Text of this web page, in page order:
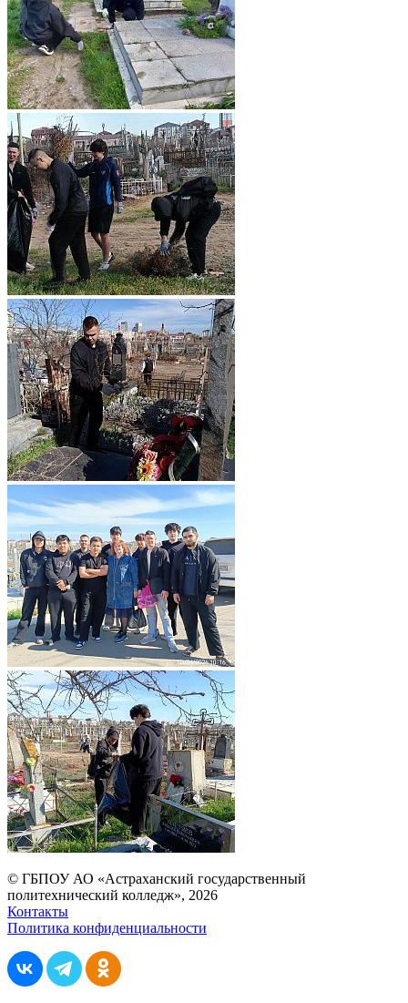
© ГБПОУ АО «Астраханский государственный
политехнический колледж», 2026
Контакты
Политика конфиденциальности